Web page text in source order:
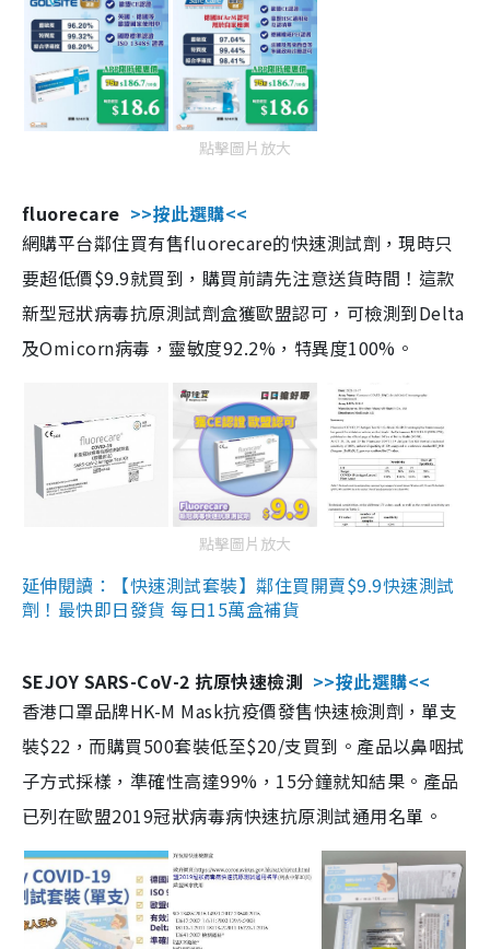
點擊圖片放大
fluorecare >>按此選購<<
網購平台鄰住買有售fluorecare的快速測試劑，現時只
要超低價$9.9就買到，購買前請先注意送貨時間！這款
新型冠狀病毒抗原測試劑盒獲歐盟認可，可檢測到Delta
及Omicorn病毒，靈敏度92.2%，特異度100%。
點擊圖片放大
延伸閱讀：【快速測試套裝】鄰住買開賣$9.9快速測試
劑！最快即日發貨 每日15萬盒補貨
SEJOY SARS-CoV-2 抗原快速檢測 >>按此選購<<
香港口罩品牌HK-M Mask抗疫價發售快速檢測劑，單支
裝$22，而購買500套裝低至$20/支買到。產品以鼻咽拭
子方式採樣，準確性高達99%，15分鐘就知結果。產品
已列在歐盟2019冠狀病毒病快速抗原測試通用名單。